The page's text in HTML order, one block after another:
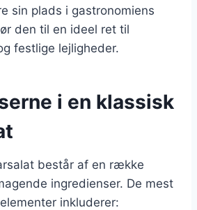
sin plads i gastronomiens
den til en ideel ret til
festlige lejligheder.
i en klassisk
består af en række
ingredienser. De mest
inkluderer: